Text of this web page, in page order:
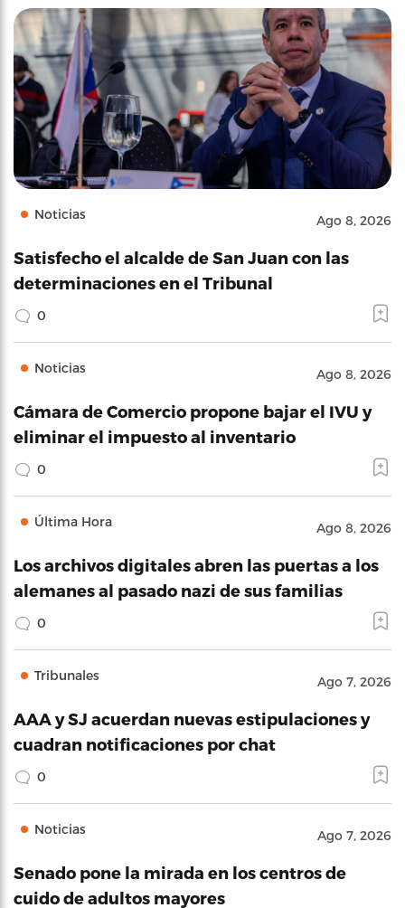
Noticias Ago 8, 2026
Satisfecho el alcalde de San Juan con las
determinaciones en el Tribunal
0
Noticias Ago 8, 2026
Cámara de Comercio propone bajar el IVU y
eliminar el impuesto al inventario
0
Última Hora Ago 8, 2026
Los archivos digitales abren las puertas a los
alemanes al pasado nazi de sus familias
0
Tribunales Ago 7, 2026
AAA y SJ acuerdan nuevas estipulaciones y
cuadran notificaciones por chat
0
Noticias Ago 7, 2026
Senado pone la mirada en los centros de
cuido de adultos mayores